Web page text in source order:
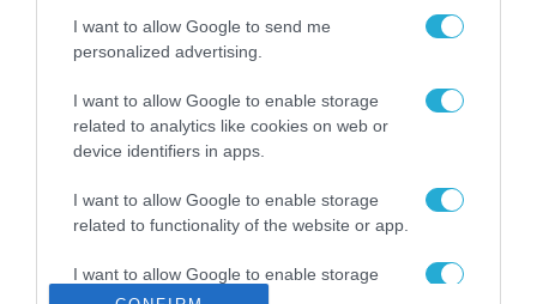
I want to allow Google to send me
personalized advertising.
I want to allow Google to enable storage
related to analytics like cookies on web or
device identifiers in apps.
I want to allow Google to enable storage
related to functionality of the website or app.
I want to allow Google to enable storage
related to personalization.
αφορούν τους ΦΗΜ
Σ. Καλαφάτης: «Η
Τεχνητή Νοημοσύνη
δεν είναι απλώς μια
μια νέα βιομηχανική
επανάσταση»
Νέος οδηγός του ΕΚΤ
των ελληνικών